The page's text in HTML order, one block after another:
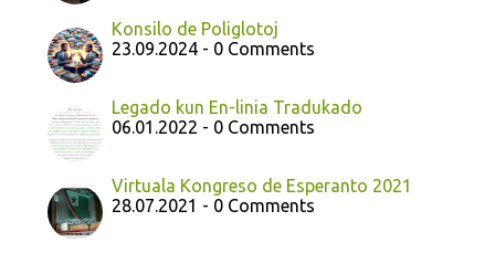
Konsilo de Poliglotoj
23.09.2024 - 0 Comments
Legado kun En-linia Tradukado
06.01.2022 - 0 Comments
Virtuala Kongreso de Esperanto 2021
28.07.2021 - 0 Comments